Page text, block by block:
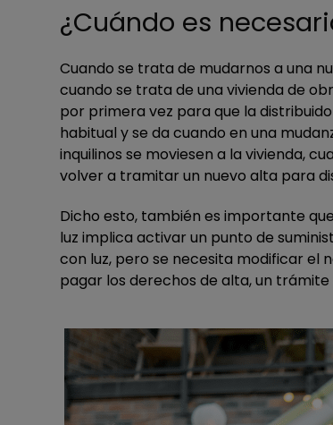
¿Cuándo es
Cuando se trata de mudarnos a una
cuando se trata de una vivienda de
por primera vez para que la
habitual y se da cuando en una
inquilinos se moviesen a la vivienda,
volver a tramitar un nuevo alta para
Dicho esto, también es importante
luz implica activar un punto de
con luz, pero se necesita modificar el
pagar los derechos de alta, un